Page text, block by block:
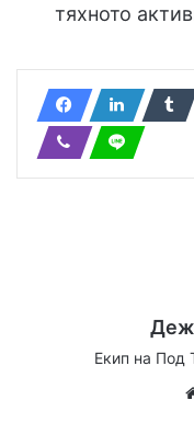
тяхното
Екип на Под